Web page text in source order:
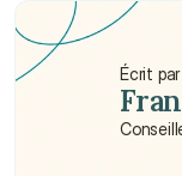
Écrit par